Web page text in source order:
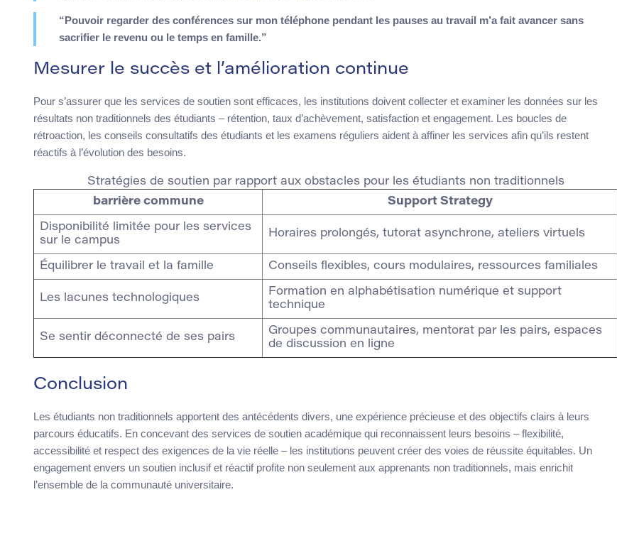
“Pouvoir regarder des conférences sur mon téléphone pendant les pauses au travail m’a fait avancer sans
sacrifier le revenu ou le temps en famille.”
Mesurer le succès et l’amélioration continue
Pour s’assurer que les services de soutien sont efficaces, les institutions doivent collecter et examiner les données sur les
résultats non traditionnels des étudiants – rétention, taux d’achèvement, satisfaction et engagement. Les boucles de
rétroaction, les conseils consultatifs des étudiants et les examens réguliers aident à affiner les services afin qu’ils restent
réactifs à l’évolution des besoins.
Stratégies de soutien par rapport aux obstacles pour les étudiants non traditionnels
barrière commune
Support Strategy
Disponibilité limitée pour les services
sur le campus
Horaires prolongés, tutorat asynchrone, ateliers virtuels
Équilibrer le travail et la famille Conseils flexibles, cours modulaires, ressources familiales
Les lacunes technologiques
Formation en alphabétisation numérique et support
technique
Se sentir déconnecté de ses pairs
Groupes communautaires, mentorat par les pairs, espaces
de discussion en ligne
Conclusion
Les étudiants non traditionnels apportent des antécédents divers, une expérience précieuse et des objectifs clairs à leurs
parcours éducatifs. En concevant des services de soutien académique qui reconnaissent leurs besoins – flexibilité,
accessibilité et respect des exigences de la vie réelle – les institutions peuvent créer des voies de réussite équitables. Un
engagement envers un soutien inclusif et réactif profite non seulement aux apprenants non traditionnels, mais enrichit
l’ensemble de la communauté universitaire.